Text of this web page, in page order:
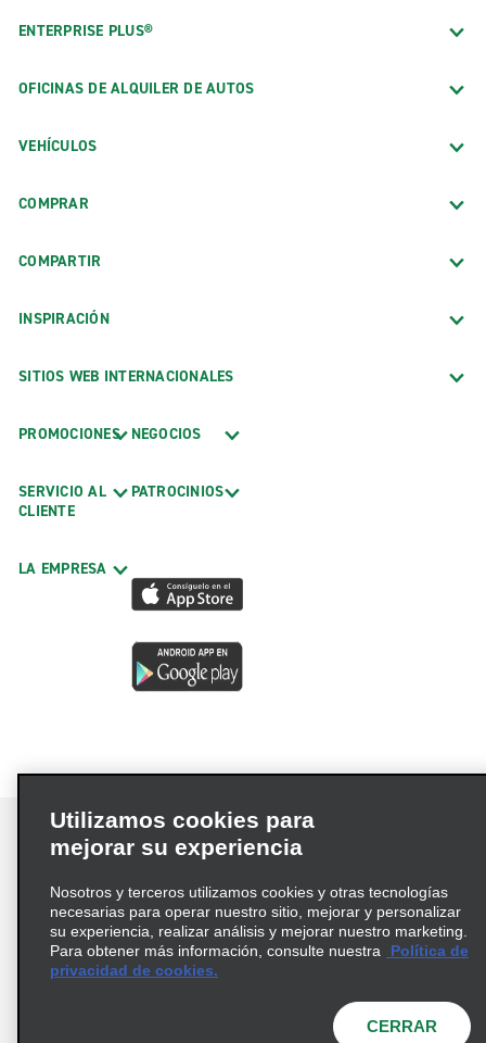
ENTERPRISE PLUS®
OFICINAS DE ALQUILER DE AUTOS
VEHÍCULOS
COMPRAR
COMPARTIR
INSPIRACIÓN
SITIOS WEB INTERNACIONALES
PROMOCIONES
SERVICIO AL
CLIENTE
LA EMPRESA
NEGOCIOS
PATROCINIOS
Términos de uso
Política de privacidad
Política de cookies
Información de Salud del Consumidor
© 2026 Enterprise Holdings, Inc. Todos los derechos
Utilizamos cookies para
mejorar su experiencia
Nosotros y terceros utilizamos cookies y otras tecnologías
necesarias para operar nuestro sitio, mejorar y personalizar
su experiencia, realizar análisis y mejorar nuestro marketing.
Para obtener más información, consulte nuestra
Política de
privacidad de cookies.
CERRAR